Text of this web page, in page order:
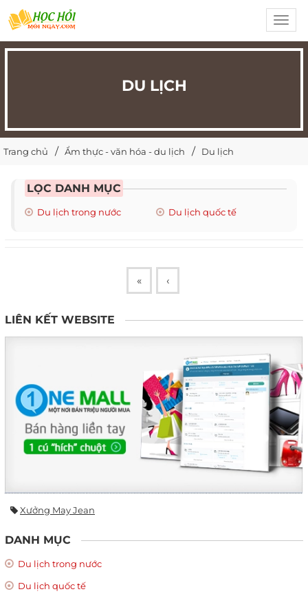
DU LỊCH
Trang chủ Ẩm thực - văn hóa - du lịch Du lịch
LỌC DANH MỤC
Du lịch trong nước Du lịch quốc tế
« ‹
LIÊN KẾT WEBSITE
Xưởng May Jean
DANH MỤC
Du lịch trong nước
Du lịch quốc tế